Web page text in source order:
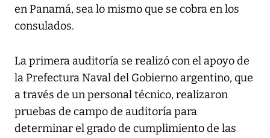
en Panamá, sea lo mismo que se cobra en los
consulados.
La primera auditoría se realizó con el apoyo de
la Prefectura Naval del Gobierno argentino, que
a través de un personal técnico, realizaron
pruebas de campo de auditoría para
determinar el grado de cumplimiento de las